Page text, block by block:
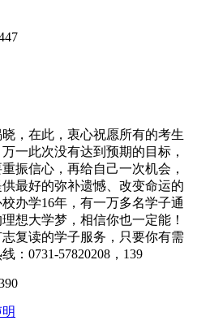
，在此，衷心祝愿所有的考生
一此次没有达到预期的目标，
振信心，再给自己一次机会，
最好的弥补遗憾、改变命运的
办学16年，有一万多名学子通
想大学梦，相信你也一定能！
复读的学子服务，只要你有需
：0731-57820208，139